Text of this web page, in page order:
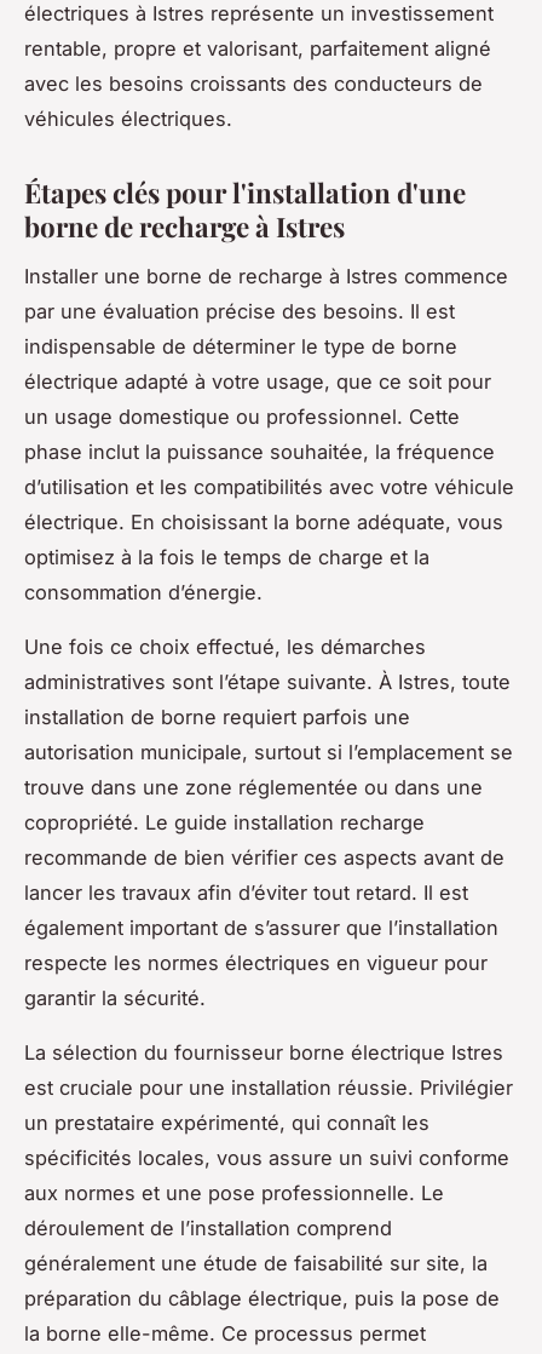
électriques à Istres représente un investissement
rentable, propre et valorisant, parfaitement aligné
avec les besoins croissants des conducteurs de
véhicules électriques.
Étapes clés pour l'installation d'une
borne de recharge à Istres
Installer une borne de recharge à Istres commence
par une évaluation précise des besoins. Il est
indispensable de déterminer le type de borne
électrique adapté à votre usage, que ce soit pour
un usage domestique ou professionnel. Cette
phase inclut la puissance souhaitée, la fréquence
d’utilisation et les compatibilités avec votre véhicule
électrique. En choisissant la borne adéquate, vous
optimisez à la fois le temps de charge et la
consommation d’énergie.
Une fois ce choix effectué, les démarches
administratives sont l’étape suivante. À Istres, toute
installation de borne requiert parfois une
autorisation municipale, surtout si l’emplacement se
trouve dans une zone réglementée ou dans une
copropriété. Le guide installation recharge
recommande de bien vérifier ces aspects avant de
lancer les travaux afin d’éviter tout retard. Il est
également important de s’assurer que l’installation
respecte les normes électriques en vigueur pour
garantir la sécurité.
La sélection du fournisseur borne électrique Istres
est cruciale pour une installation réussie. Privilégier
un prestataire expérimenté, qui connaît les
spécificités locales, vous assure un suivi conforme
aux normes et une pose professionnelle. Le
déroulement de l’installation comprend
généralement une étude de faisabilité sur site, la
préparation du câblage électrique, puis la pose de
la borne elle-même. Ce processus permet